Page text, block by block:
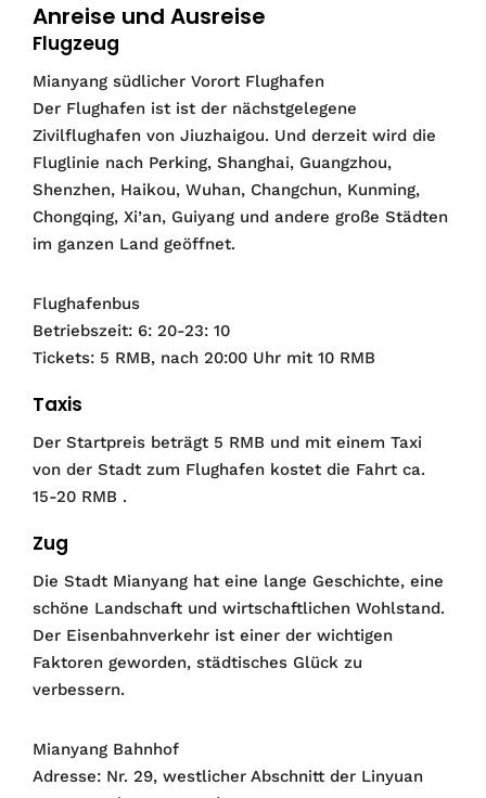
Anreise und Ausreise
Flugzeug
Mianyang südlicher Vorort Flughafen
Der Flughafen ist ist der nächstgelegene
Zivilflughafen von Jiuzhaigou. Und derzeit wird die
Fluglinie nach Perking, Shanghai, Guangzhou,
Shenzhen, Haikou, Wuhan, Changchun, Kunming,
Chongqing, Xi’an, Guiyang und andere große Städten
im ganzen Land geöffnet.
Flughafenbus
Betriebszeit: 6: 20-23: 10
Tickets: 5 RMB, nach 20:00 Uhr mit 10 RMB
Taxis
Der Startpreis beträgt 5 RMB und mit einem Taxi
von der Stadt zum Flughafen kostet die Fahrt ca.
15-20 RMB .
Zug
Die Stadt Mianyang hat eine lange Geschichte, eine
schöne Landschaft und wirtschaftlichen Wohlstand.
Der Eisenbahnverkehr ist einer der wichtigen
Faktoren geworden, städtisches Glück zu
verbessern.
Mianyang Bahnhof
Adresse: Nr. 29, westlicher Abschnitt der Linyuan